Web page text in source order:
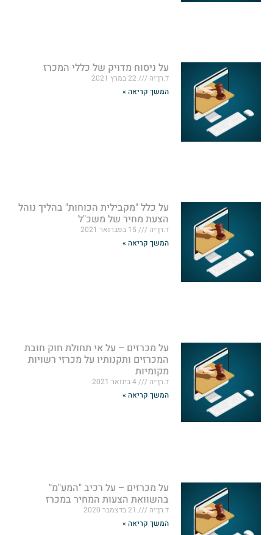
על ניסוח מדויק של כללי המכרז
ד.רן־יה
22 במרץ 2021
המשך קריאה »
על כלל "מקבילית הכוחות" בהליך נוהל
הצעת מחיר של משכ"ל
ד.רן־יה
15 בפברואר 2021
המשך קריאה »
על מכרזים – על אי תחולת חוק חובת
המכרזים ותקנותיו על מכרזי רשויות
מקומיות
ד.רן־יה
4 בינואר 2021
המשך קריאה »
על מכרזים – על רכיב "המע"מ"
בהשוואת הצעות המחיר במכרז
ד.רן־יה
21 בדצמבר 2020
המשך קריאה »